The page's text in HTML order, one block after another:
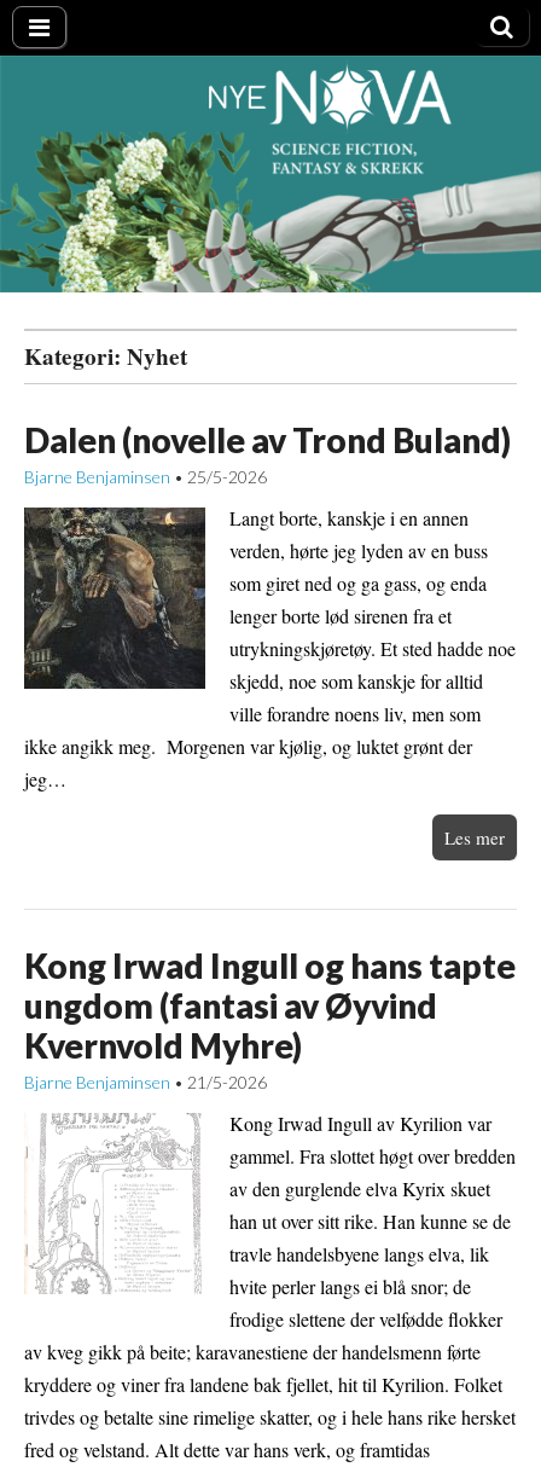
Nye NOVA
Kategori: Nyhet
Dalen (novelle av Trond Buland)
Bjarne Benjaminsen • 25/5-2026
Langt borte, kanskje i en annen
verden, hørte jeg lyden av en buss
som giret ned og ga gass, og enda
lenger borte lød sirenen fra et
utrykningskjøretøy. Et sted hadde noe
skjedd, noe som kanskje for alltid
ville forandre noens liv, men som
ikke angikk meg. Morgenen var kjølig, og luktet grønt der
jeg…
Les mer
Kong Irwad Ingull og hans tapte
ungdom (fantasi av Øyvind
Kvernvold Myhre)
Bjarne Benjaminsen • 21/5-2026
Kong Irwad Ingull av Kyrilion var
gammel. Fra slottet høgt over bredden
av den gurglende elva Kyrix skuet
han ut over sitt rike. Han kunne se de
travle handelsbyene langs elva, lik
hvite perler langs ei blå snor; de
frodige slettene der velfødde flokker
av kveg gikk på beite; karavanestiene der handelsmenn førte
kryddere og viner fra landene bak fjellet, hit til Kyrilion. Folket
trivdes og betalte sine rimelige skatter, og i hele hans rike hersket
fred og velstand. Alt dette var hans verk, og framtidas